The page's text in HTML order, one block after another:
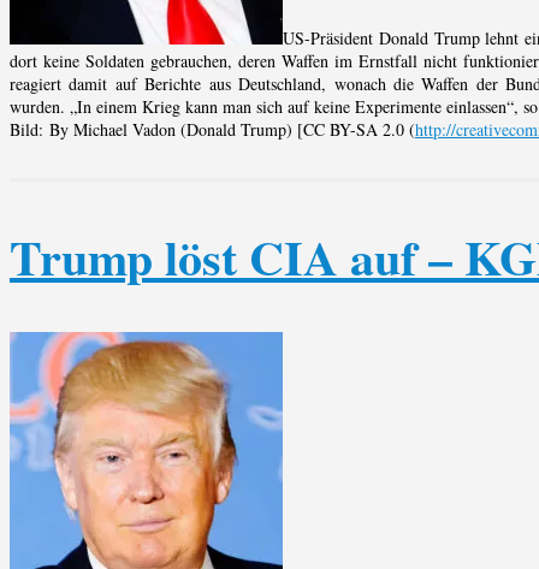
US-Präsident Donald Trump lehnt
dort keine Soldaten gebrauchen, deren Waffen im Ernstfall nicht
reagiert damit auf Berichte aus Deutschland, wonach die Waffen der
wurden. „In einem Krieg kann man sich auf keine Experimente einlassen“,
Bild: By Michael Vadon (Donald Trump) [CC BY-SA 2.0 (http://
Trump löst CIA auf –